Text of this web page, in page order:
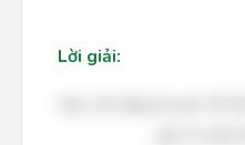
Lời giải: